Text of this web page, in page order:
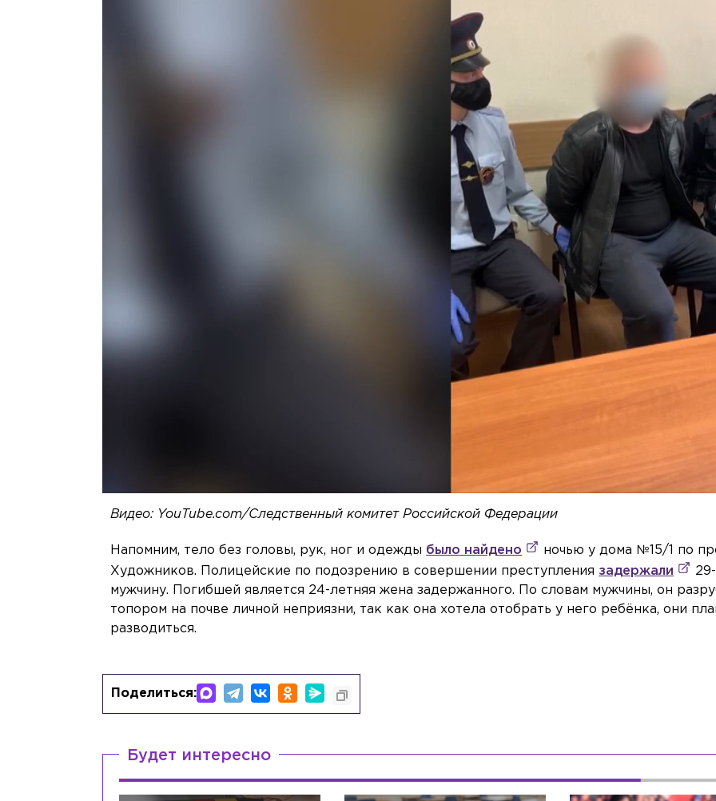
Видео: YouTube.com/Следственный комитет Российской Федерации
Напомним, тело без головы, рук, ног и одежды было найдено
ночью у дома №15/1 по
Художников. Полицейские по подозрению в совершении преступления задержали
мужчину. Погибшей является 24-летняя жена задержанного. По словам мужчины, он
топором на почве личной неприязни, так как она хотела отобрать у него ребёнка, они
разводиться.
Поделиться:
Будет интересно